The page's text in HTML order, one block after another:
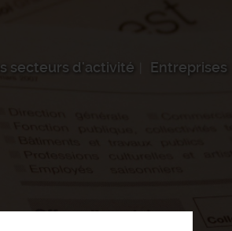
secteurs d'activité Entreprises